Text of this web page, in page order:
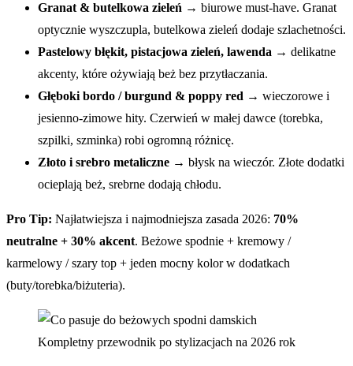
Granat & butelkowa zieleń → biurowe must-have. Granat
optycznie wyszczupla, butelkowa zieleń dodaje szlachetności.
Pastelowy błękit, pistacjowa zieleń, lawenda → delikatne
akcenty, które ożywiają beż bez przytłaczania.
Głęboki bordo / burgund & poppy red → wieczorowe i
jesienno-zimowe hity. Czerwień w małej dawce (torebka,
szpilki, szminka) robi ogromną różnicę.
Złoto i srebro metaliczne → błysk na wieczór. Złote dodatki
ocieplają beż, srebrne dodają chłodu.
Pro Tip: Najłatwiejsza i najmodniejsza zasada 2026: 70%
neutralne + 30% akcent. Beżowe spodnie + kremowy /
karmelowy / szary top + jeden mocny kolor w dodatkach
(buty/torebka/biżuteria).